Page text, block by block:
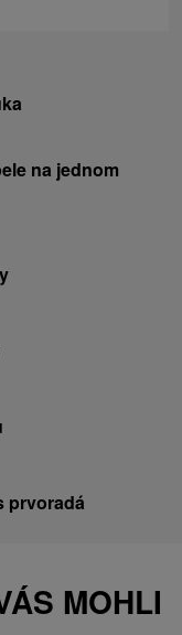
na jednom
prvoradá
MOHLI